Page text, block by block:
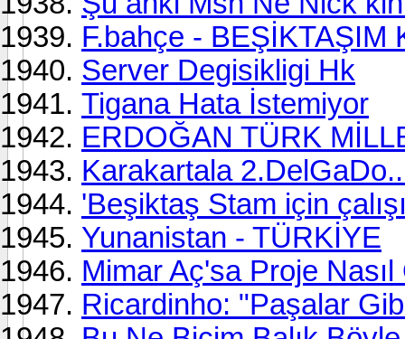
F.bahçe - BEŞİKTAŞIM
Server Degisikligi Hk
Tigana Hata İstemiyor
ERDOĞAN TÜRK
Karakartala
'Beşiktaş Stam için
Yunanistan - TÜRKİYE
Mimar Aç'sa Proje Nasıl
Ricardinho: "Paşalar